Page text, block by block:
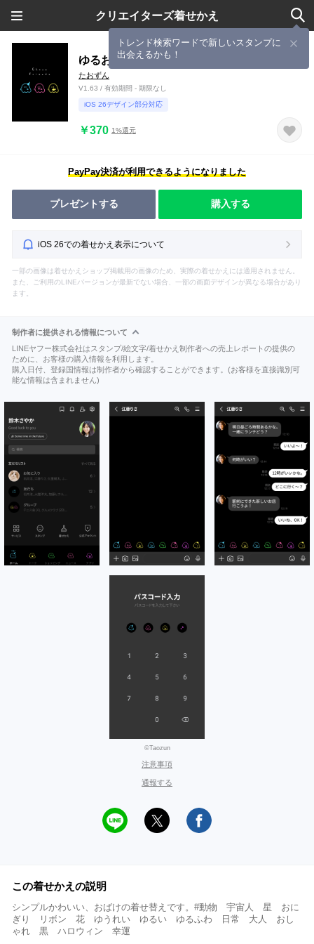
クリエイターズ着せかえ
トレンド検索ワードで新しいスタンプに
出会えるかも！
ゆるおばけ。ネオン
たおずん
V1.63 / 有効期間 - 期限なし
iOS 26デザイン部分対応
￥370 1%還元
PayPay決済が利用できるようになりました
プレゼントする 購入する
iOS 26での着せかえ表示について
一部の画像は着せかえショップ掲載用の画像のため、実際の着せかえには適用されません。
また、ご利用のLINEバージョンが最新でない場合、一部の画面デザインが異なる場合があり
ます。
制作者に提供される情報について
LINEヤフー株式会社はスタンプ/絵文字/着せかえ制作者への売上レポートの提供の
ために、お客様の購入情報を利用します。
購入日付、登録国情報は制作者から確認することができます。(お客様を直接識別可
能な情報は含まれません)
©Taozun
注意事項
通報する
この着せかえの説明
シンプルかわいい、おばけの着せ替えです。#動物 宇宙人 星 おに
ぎり リボン 花 ゆうれい ゆるい ゆるふわ 日常 大人 おし
ゃれ 黒 ハロウィン 幸運